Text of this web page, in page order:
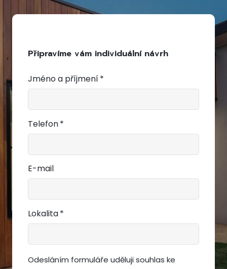
Připravíme vám individuální návrh
Jméno a příjmení*
Telefon*
E-mail
Lokalita*
Odesláním formuláře uděluji souhlas ke